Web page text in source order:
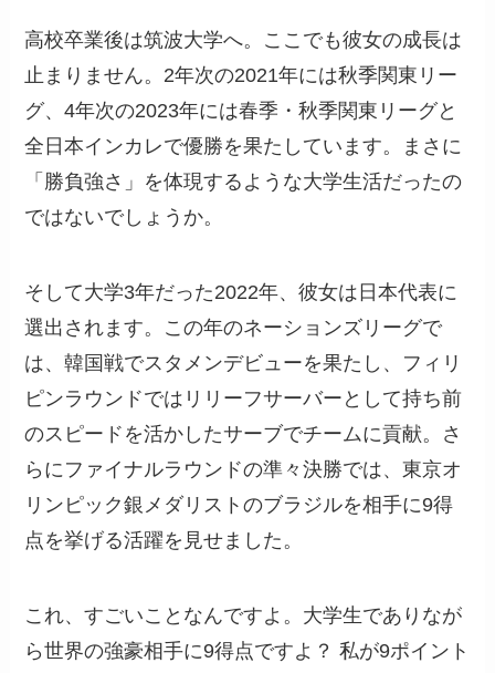
高校卒業後は筑波大学へ。ここでも彼女の成長は
止まりません。2年次の2021年には秋季関東リー
グ、4年次の2023年には春季・秋季関東リーグと
全日本インカレで優勝を果たしています。まさに
「勝負強さ」を体現するような大学生活だったの
ではないでしょうか。
そして大学3年だった2022年、彼女は日本代表に
選出されます。この年のネーションズリーグで
は、韓国戦でスタメンデビューを果たし、フィリ
ピンラウンドではリリーフサーバーとして持ち前
のスピードを活かしたサーブでチームに貢献。さ
らにファイナルラウンドの準々決勝では、東京オ
リンピック銀メダリストのブラジルを相手に9得
点を挙げる活躍を見せました。
これ、すごいことなんですよ。大学生でありなが
ら世界の強豪相手に9得点ですよ？ 私が9ポイント